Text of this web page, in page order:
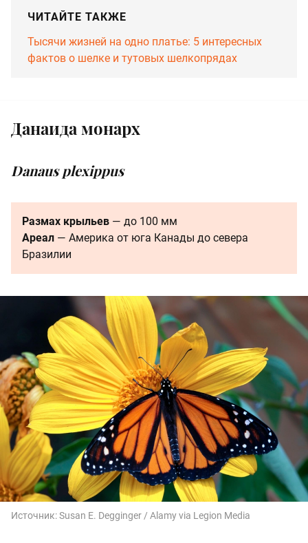
ЧИТАЙТЕ ТАКЖЕ
Тысячи жизней на одно платье: 5 интересных
фактов о шелке и тутовых шелкопрядах
Данаида монарх
Danaus plexippus
Размах крыльев — до 100 мм
Ареал — Америка от юга Канады до севера
Бразилии
Источник:Susan E. Degginger / Alamy via Legion Media